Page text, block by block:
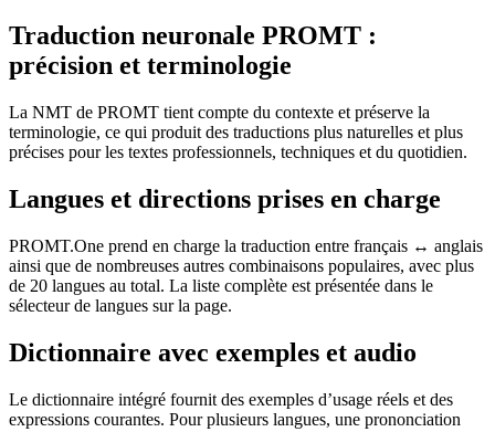
Traduction neuronale PROMT :
précision et terminologie
La NMT de PROMT tient compte du contexte et préserve la
terminologie, ce qui produit des traductions plus naturelles et plus
précises pour les textes professionnels, techniques et du quotidien.
Langues et directions prises en charge
PROMT.One prend en charge la traduction entre français ↔ anglais
ainsi que de nombreuses autres combinaisons populaires, avec plus
de 20 langues au total. La liste complète est présentée dans le
sélecteur de langues sur la page.
Dictionnaire avec exemples et audio
Le dictionnaire intégré fournit des exemples d’usage réels et des
expressions courantes. Pour plusieurs langues, une prononciation